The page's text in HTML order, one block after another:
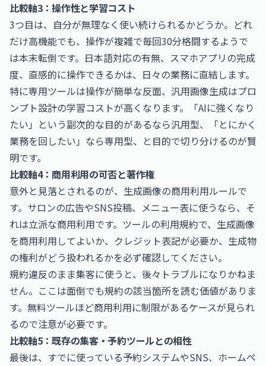
比較軸3：操作性と学習コスト
3つ目は、自分が無理なく使い続けられるかどうか。どれ
だけ高機能でも、操作が複雑で毎回30分格闘するようで
は本末転倒です。日本語対応の有無、スマホアプリの完成
度、直感的に操作できるかは、日々の業務に直結します。
特に専用ツールは操作が簡単な反面、汎用画像生成はプロ
ンプト設計の学習コストが高くなります。「AIに強くなり
たい」という副次的な目的があるなら汎用型、「とにかく
業務を回したい」なら専用型、と目的で切り分けるのが賢
明です。
比較軸4：商用利用の可否と著作権
意外と見落とされるのが、生成画像の商用利用ルールで
す。サロンの広告やSNS投稿、メニュー表に使うなら、そ
れは立派な商用利用です。ツールの利用規約で、生成画像
を商用利用してよいか、クレジット表記が必要か、生成物
の権利がどう扱われるかを必ず確認してください。
規約違反のまま集客に使うと、後々トラブルになりかねま
せん。ここは面倒でも規約の該当箇所を読む価値がありま
す。無料ツールほど商用利用に制限があるケースが見られ
るので注意が必要です。
比較軸5：既存の集客・予約ツールとの相性
最後は、すでに使っている予約システムやSNS、ホームペ